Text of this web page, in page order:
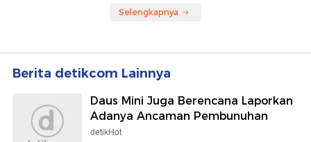
Selengkapnya
Berita detikcom Lainnya
Daus Mini Juga Berencana Laporkan
Adanya Ancaman Pembunuhan
detikHot